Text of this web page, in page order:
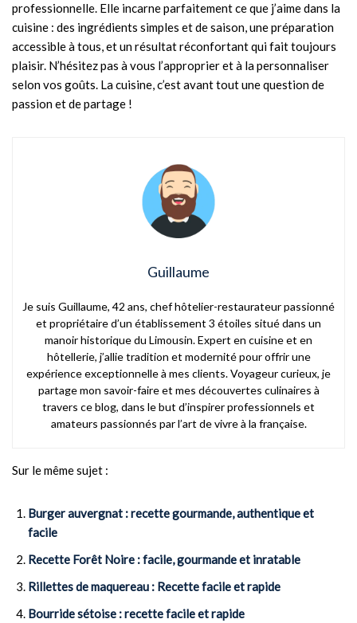
professionnelle. Elle incarne parfaitement ce que j’aime dans la
cuisine : des ingrédients simples et de saison, une préparation
accessible à tous, et un résultat réconfortant qui fait toujours
plaisir. N’hésitez pas à vous l’approprier et à la personnaliser
selon vos goûts. La cuisine, c’est avant tout une question de
passion et de partage !
Guillaume
Je suis Guillaume, 42 ans, chef hôtelier-restaurateur passionné
et propriétaire d’un établissement 3 étoiles situé dans un
manoir historique du Limousin. Expert en cuisine et en
hôtellerie, j’allie tradition et modernité pour offrir une
expérience exceptionnelle à mes clients. Voyageur curieux, je
partage mon savoir-faire et mes découvertes culinaires à
travers ce blog, dans le but d’inspirer professionnels et
amateurs passionnés par l’art de vivre à la française.
Sur le même sujet :
Burger auvergnat : recette gourmande, authentique et
facile
Recette Forêt Noire : facile, gourmande et inratable
Rillettes de maquereau : Recette facile et rapide
Bourride sétoise : recette facile et rapide